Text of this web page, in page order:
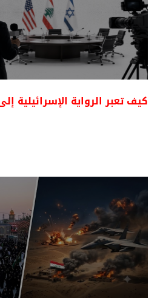
كيف تعبر الرواية الإسرائيلية